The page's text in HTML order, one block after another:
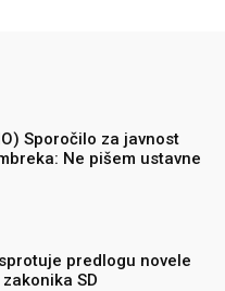
Sporočilo za javnost
Ne pišem ustavne
predlogu novele
SD